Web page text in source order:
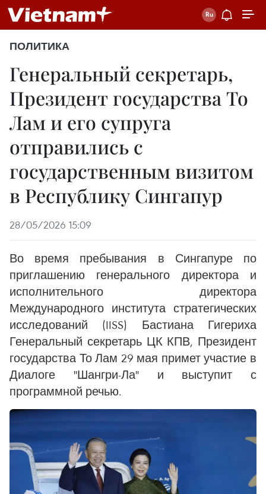
ПОЛИТИКА
Генеральный секретарь,
Президент государства То
Лам и его супруга
отправились с
государственным визитом
в Республику Сингапур
28/05/2026 15:09
Во время пребывания в Сингапуре по
приглашению генерального директора и
исполнительного директора
Международного института стратегических
исследований (IISS) Бастиана Гигериха
Генеральный секретарь ЦК КПВ, Президент
государства То Лам 29 мая примет участие в
Диалоге "Шангри-Ла" и выступит с
программной речью.